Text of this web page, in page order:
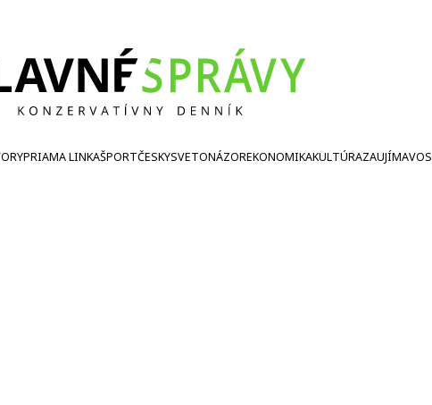
PRIAMA LINKAŠPORTČESKYSVETONÁZOREKONOMIKAKULTÚRA